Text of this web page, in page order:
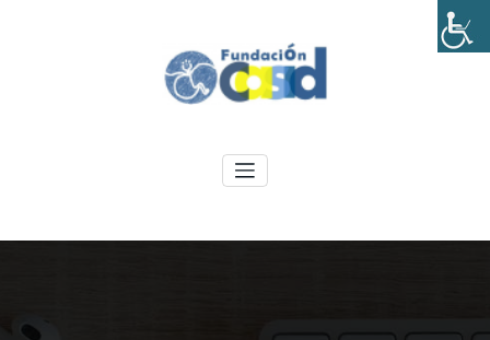
Fundación CASID